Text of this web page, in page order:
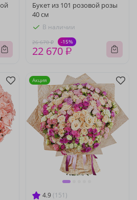
Букет из 101 розовой розы
40 см
В наличии
26 670 ₽ -15%
22 670 ₽
4.9 (151)
Акция